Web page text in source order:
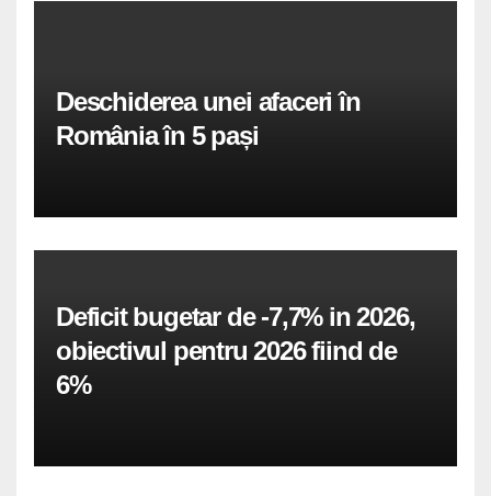
Deschiderea unei afaceri în
România în 5 pași
Deficit bugetar de -7,7% in 2026,
obiectivul pentru 2026 fiind de
6%